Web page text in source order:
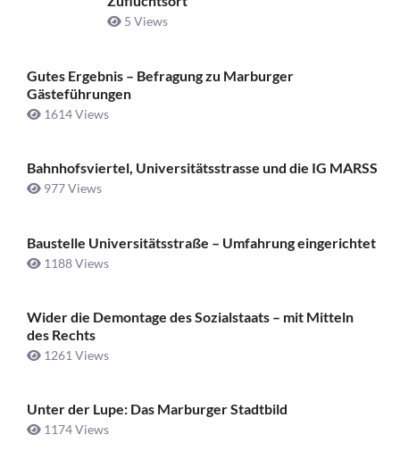
5 Views
Gutes Ergebnis – Befragung zu Marburger
Gästeführungen
1614 Views
Bahnhofsviertel, Universitätsstrasse und die IG MARSS
977 Views
Baustelle Universitätsstraße ­– Umfahrung eingerichtet
1188 Views
Wider die Demontage des Sozialstaats – mit Mitteln
des Rechts
1261 Views
Unter der Lupe: Das Marburger Stadtbild
1174 Views